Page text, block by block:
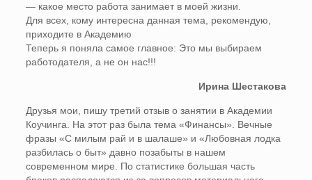
— какое место работа занимает в моей жизни.
Для всех, кому интересна данная тема, рекомендую,
приходите в Академию
Теперь я поняла самое главное: Это мы выбираем
работодателя, а не он нас!!!
Ирина Шестакова
Друзья мои, пишу третий отзыв о занятии в Академии
Коучинга. На этот раз была тема «Финансы». Вечные
фразы «С милым рай и в шалаше» и «Любовная лодка
разбилась о быт» давно позабыты в нашем
современном мире. По статистике большая часть